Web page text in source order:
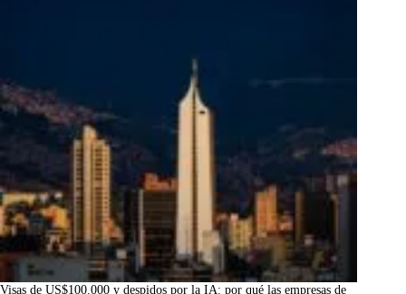
Visas de US$100.000 y despidos por la IA: por qué las empresas de